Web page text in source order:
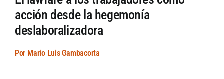
acción desde la hegemonía
deslaboralizadora
Por Mario Luis Gambacorta